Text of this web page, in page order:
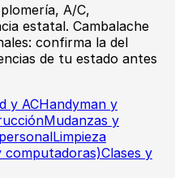
A/C,
estatal. Cambalache
confirma la del
de tu estado antes
y ACHandyman y
Mudanzas y
Limpieza
computadoras)Clases y